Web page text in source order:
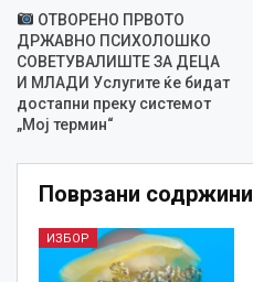
ОТВОРЕНО ПРВОТО
ДРЖАВНО ПСИХОЛОШКО
СОВЕТУВАЛИШТЕ ЗА ДЕЦА
И МЛАДИ Услугите ќе бидат
достапни преку системот
„Мој термин“
Поврзани содржини
ИЗБОР